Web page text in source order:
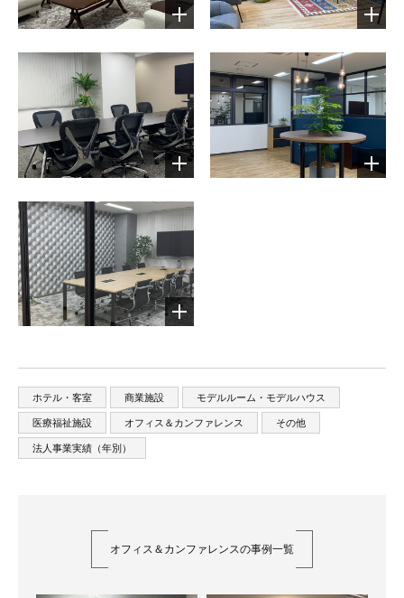
ホテル・客室 商業施設 モデルルーム・モデルハウス
医療福祉施設 オフィス＆カンファレンス その他
法人事業実績（年別）
オフィス＆カンファレンスの事例一覧